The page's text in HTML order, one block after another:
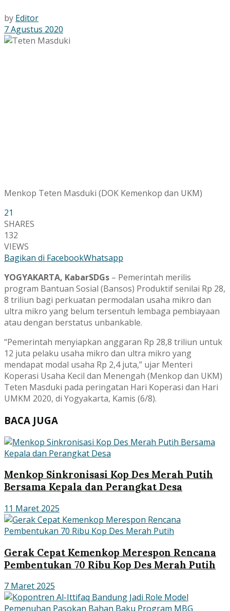
by Editor
7 Agustus 2020
Menkop Teten Masduki (DOK Kemenkop dan UKM)
21
SHARES
132
VIEWS
Bagikan di FacebookWhatsapp
YOGYAKARTA, KabarSDGs – Pemerintah merilis
program Bantuan Sosial (Bansos) Produktif senilai Rp 28,
8 triliun bagi perkuatan permodalan usaha mikro dan
ultra mikro yang belum tersentuh lembaga pembiayaan
atau dengan berstatus unbankable.
“Pemerintah menyiapkan anggaran Rp 28,8 triliun untuk
12 juta pelaku usaha mikro dan ultra mikro yang
mendapat modal usaha Rp 2,4 juta,” ujar Menteri
Koperasi Usaha Kecil dan Menengah (Menkop dan UKM)
Teten Masduki pada peringatan Hari Koperasi dan Hari
UMKM 2020, di Yogyakarta, Kamis (6/8).
BACA JUGA
Menkop Sinkronisasi Kop Des Merah Putih
Bersama Kepala dan Perangkat Desa
11 Maret 2025
Gerak Cepat Kemenkop Merespon Rencana
Pembentukan 70 Ribu Kop Des Merah Putih
7 Maret 2025